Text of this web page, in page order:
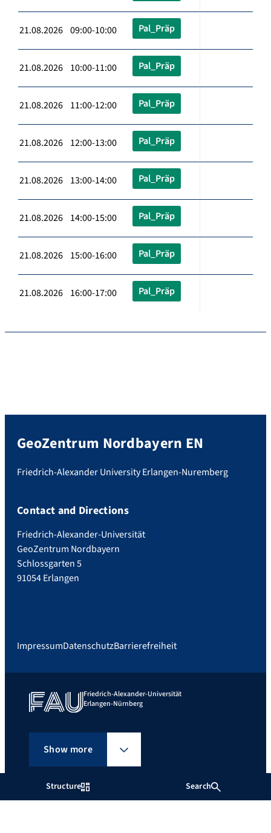
Structure Search
21.08.2026 09:00-10:00 Pal_Präp
21.08.2026 10:00-11:00 Pal_Präp
21.08.2026 11:00-12:00 Pal_Präp
21.08.2026 12:00-13:00 Pal_Präp
21.08.2026 13:00-14:00 Pal_Präp
21.08.2026 14:00-15:00 Pal_Präp
21.08.2026 15:00-16:00 Pal_Präp
21.08.2026 16:00-17:00 Pal_Präp
GeoZentrum Nordbayern EN
Friedrich-Alexander University Erlangen-Nuremberg
Contact and Directions
Friedrich-Alexander-Universität
GeoZentrum Nordbayern
Schlossgarten 5
91054 Erlangen
ImpressumDatenschutzBarrierefreiheit
Friedrich-Alexander-Universität
Erlangen-Nürnberg
Show more